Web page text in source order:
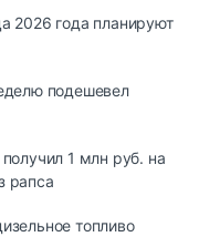
2026 года планируют
подешевел
1 млн руб. на
рапса
топливо